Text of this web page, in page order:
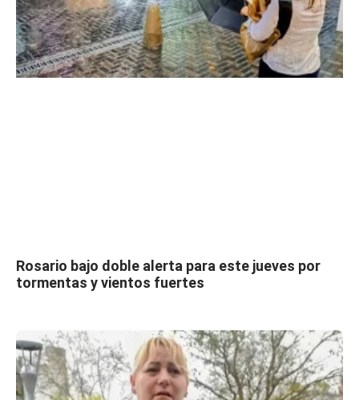
Rosario bajo doble alerta para este jueves por
tormentas y vientos fuertes